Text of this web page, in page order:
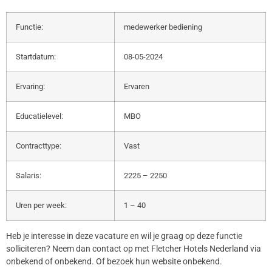
Functie: medewerker bediening
Startdatum: 08-05-2024
Ervaring: Ervaren
Educatielevel: MBO
Contracttype: Vast
Salaris: 2225 – 2250
Uren per week: 1 – 40
Heb je interesse in deze vacature en wil je graag op deze functie
solliciteren? Neem dan contact op met Fletcher Hotels Nederland via
onbekend of onbekend. Of bezoek hun website onbekend.